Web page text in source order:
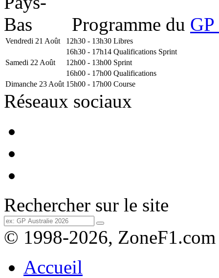
Programme du
Vendredi 21 Août 12h30 - 13h30 Libres
16h30 - 17h14 Qualifications Sprint
Samedi 22 Août
12h00 - 13h00 Sprint
16h00 - 17h00 Qualifications
Dimanche 23 Août 15h00 - 17h00 Course
Réseaux sociaux
Rechercher sur le site
© 1998-2026, ZoneF1.com
Accueil